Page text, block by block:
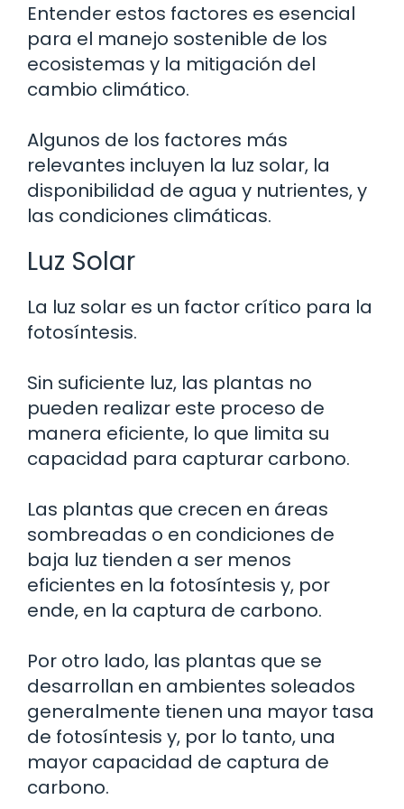
Entender estos factores es esencial
para el manejo sostenible de los
ecosistemas y la mitigación del
cambio climático.
Algunos de los factores más
relevantes incluyen la luz solar, la
disponibilidad de agua y nutrientes, y
las condiciones climáticas.
Luz Solar
La luz solar es un factor crítico para la
fotosíntesis.
Sin suficiente luz, las plantas no
pueden realizar este proceso de
manera eficiente, lo que limita su
capacidad para capturar carbono.
Las plantas que crecen en áreas
sombreadas o en condiciones de
baja luz tienden a ser menos
eficientes en la fotosíntesis y, por
ende, en la captura de carbono.
Por otro lado, las plantas que se
desarrollan en ambientes soleados
generalmente tienen una mayor tasa
de fotosíntesis y, por lo tanto, una
mayor capacidad de captura de
carbono.